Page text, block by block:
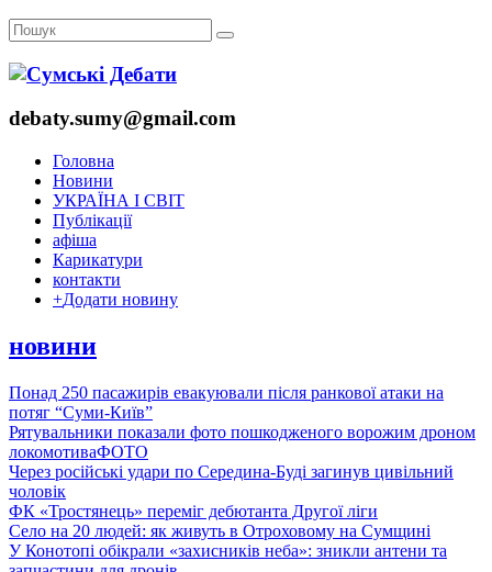
debaty.sumy@gmail.com
Головна
Новини
УКРАЇНА І СВІТ
Публікації
афіша
Карикатури
контакти
+Додати новину
новини
Понад 250 пасажирів евакуювали після ранкової атаки на
потяг “Суми-Київ”
Рятувальники показали фото пошкодженого ворожим дроном
локомотиваФОТО
Через російські удари по Середина-Буді загинув цивільний
чоловік
ФК «Тростянець» переміг дебютанта Другої ліги
Село на 20 людей: як живуть в Отроховому на Сумщині
У Конотопі обікрали «захисників неба»: зникли антени та